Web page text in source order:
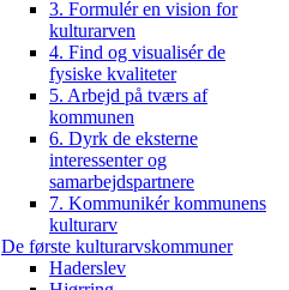
3. Formulér en vision for
kulturarven
4. Find og visualisér de
fysiske kvaliteter
5. Arbejd på tværs af
kommunen
6. Dyrk de eksterne
interessenter og
samarbejdspartnere
7. Kommunikér kommunens
kulturarv
De første kulturarvskommuner
Haderslev